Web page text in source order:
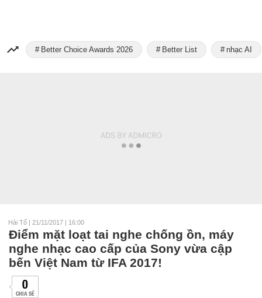
Better Choice Awards 2026 Better List nhạc AI
Hải Tố | 21/11/2017 | 16:00
Điểm mặt loạt tai nghe chống ồn, máy
nghe nhạc cao cấp của Sony vừa cập
bến Việt Nam từ IFA 2017!
0
CHIA SẺ